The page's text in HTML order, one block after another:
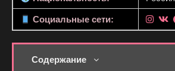
Социальные сети:
Содержание